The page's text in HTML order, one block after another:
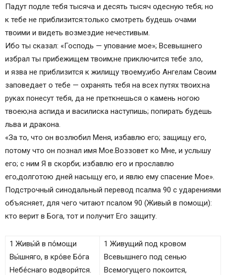
Падут подле тебя тысяча и десять тысяч одесную тебя; но
к тебе не приблизится:только смотреть будешь очами
твоими и видеть возмездие нечестивым.
Ибо ты сказал: «Господь — упование мое»; Всевышнего
избрал ты прибежищем твоим;не приключится тебе зло,
и язва не приблизится к жилищу твоему;ибо Ангелам Своим
заповедает о тебе — охранять тебя на всех путях твоих:на
руках понесут тебя, да не преткнешься о камень ногою
твоею;на аспида и василиска наступишь; попирать будешь
льва и дракона.
«За то, что он возлюбил Меня, избавлю его; защищу его,
потому что он познал имя Мое.Воззовет ко Мне, и услышу
его; с ним Я в скорби; избавлю его и прославлю
его,долготою дней насыщу его, и явлю ему спасение Мое».
Подстрочный синодальный перевод псалма 90 с ударениями
объясняет, для чего читают псалом 90 (Живый в помощи):
кто верит в Бога, тот и получит Его защиту.
1 Живы́й в по́мощи
Вы́шняго, в кро́ве Бо́га
Небе́снаго водвори́тся.
1 Живущий под кровом
Всевышнего под сенью
Всемогущего покоится,